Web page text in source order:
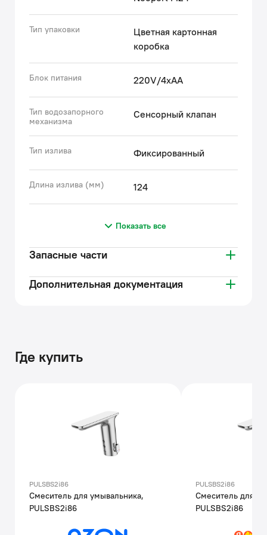
Тип упаковки
Цветная картонная
коробка
Блок питания 220V/4хАА
Тип водозапорного
механизма
Сенсорный клапан
Тип излива Фиксированный
Длина излива (мм) 124
Показать все
Запасные части
Дополнительная документация
Где купить
PULSBS2i86
Смеситель для умывальника,
PULSBS2i86
PULSBS2i86
Смеситель для
PULSBS2i86